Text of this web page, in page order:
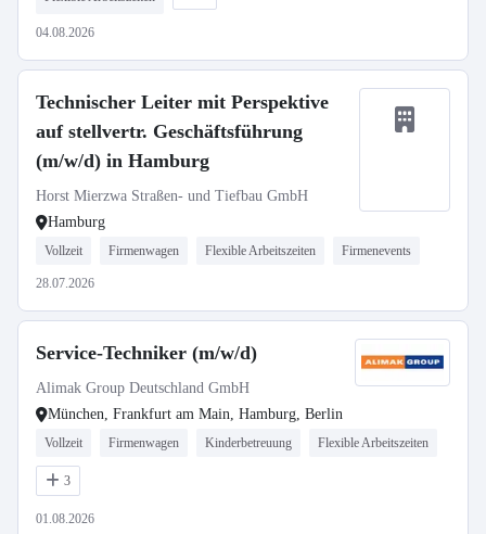
04.08.2026
Technischer Leiter mit Perspektive
auf stellvertr. Geschäftsführung
(m/w/d) in Hamburg
Horst Mierzwa Straßen- und Tiefbau GmbH
Hamburg
Vollzeit Firmenwagen Flexible Arbeitszeiten Firmenevents
28.07.2026
Service-Techniker (m/w/d)
Alimak Group Deutschland GmbH
München, Frankfurt am Main, Hamburg, Berlin
Vollzeit Firmenwagen Kinderbetreuung Flexible Arbeitszeiten
3
01.08.2026